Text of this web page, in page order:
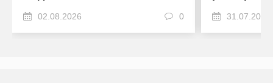
02.08.2026 0 31.07.2026